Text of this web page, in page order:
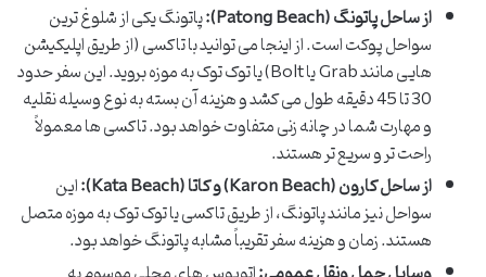
از ساحل پاتونگ (Patong Beach):
پاتونگ یکی از شلوغ ترین
سواحل پوکت است. از اینجا می توانید با تاکسی (از طریق اپلیکیشن
هایی مانند Grab یا Bolt) یا توک توک به موزه بروید. این سفر حدود
30 تا 45 دقیقه طول می کشد و هزینه آن بسته به نوع وسیله نقلیه
و مهارت شما در چانه زنی متفاوت خواهد بود. تاکسی ها معمولاً
راحت تر و سریع تر هستند.
از ساحل کارون (Karon Beach) و کاتا (Kata Beach):
این
سواحل نیز مانند پاتونگ، از طریق تاکسی یا توک توک به موزه متصل
هستند. زمان و هزینه سفر تقریباً مشابه پاتونگ خواهد بود.